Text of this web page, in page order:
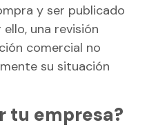
y ser publicado
una revisión
comercial no
su situación
tu empresa?